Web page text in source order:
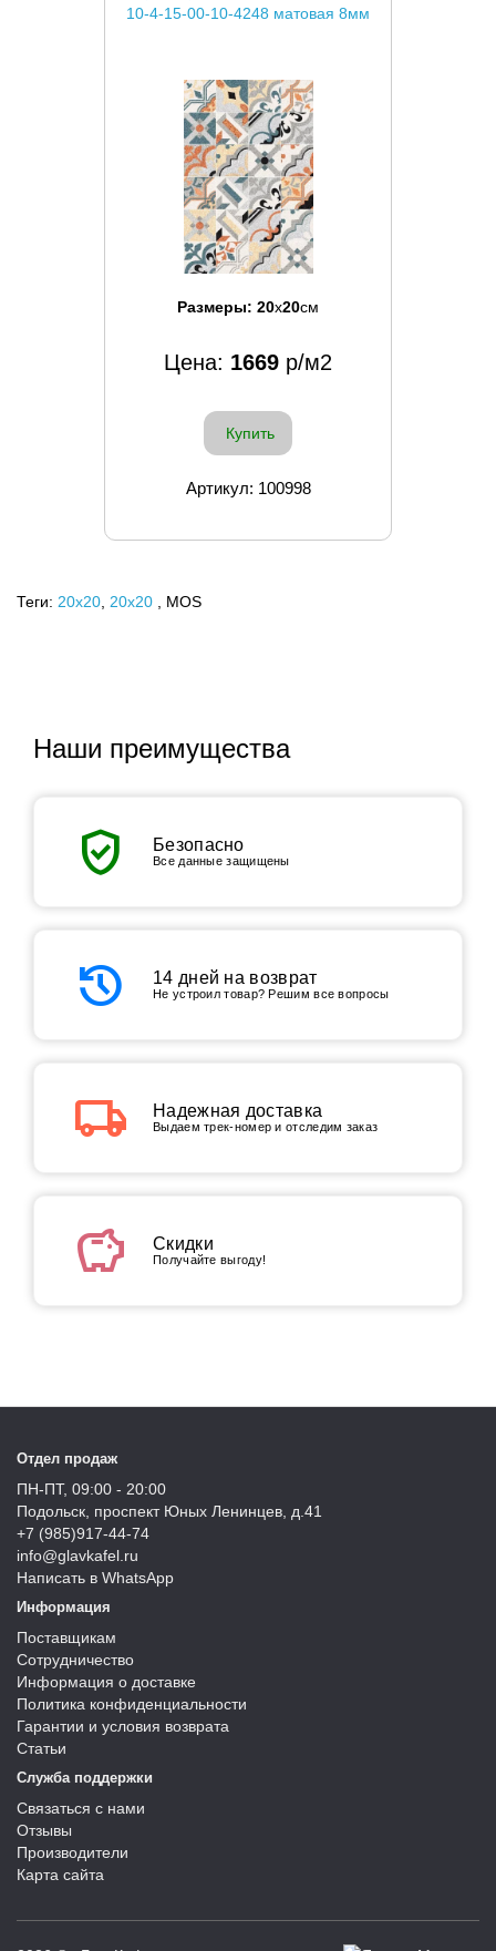
10-4-15-00-10-4248 матовая 8мм
Размеры: 20x20см
Цена: 1669 р/м2
Купить
Артикул: 100998
Теги: 20x20 20х20 , MOS
Наши преимущества
verified_user Безопасно
Все данные защищены
history 14 дней на возврат
Не устроил товар? Решим все вопросы
local_shipping Надежная доставка
Выдаем трек-номер и отследим заказ
savings Скидки
Получайте выгоду!
Отдел продаж
ПН-ПТ, 09:00 - 20:00
Подольск, проспект Юных Ленинцев, д.41
+7 (985)917-44-74
info@glavkafel.ru
Написать в WhatsApp
Информация
Поставщикам
Сотрудничество
Информация о доставке
Политика конфиденциальности
Гарантии и условия возврата
Статьи
Служба поддержки
Связаться с нами
Отзывы
Производители
Карта сайта